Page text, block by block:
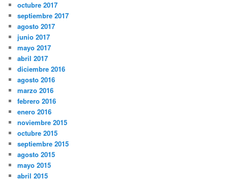
octubre 2017
septiembre 2017
agosto 2017
junio 2017
mayo 2017
abril 2017
diciembre 2016
agosto 2016
marzo 2016
febrero 2016
enero 2016
noviembre 2015
octubre 2015
septiembre 2015
agosto 2015
mayo 2015
abril 2015